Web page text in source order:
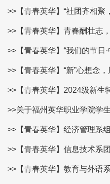
>>【青春英华】“社团齐相聚
>>【青春英华】青春酬壮志
>>【青春英华】“我们的节日
>>【青春英华】“新”心想念
>>【青春英华】2024级新生
>>关于福州英华职业学院学
>>【青春英华】经济管理系
>>【青春英华】信息技术系
>>【青春英华】教育与外语